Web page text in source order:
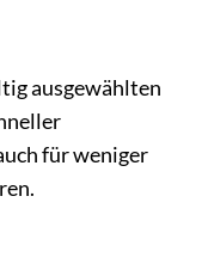
ausgewählten
für weniger